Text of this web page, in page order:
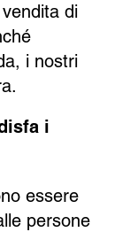
di
i nostri
i
essere
persone